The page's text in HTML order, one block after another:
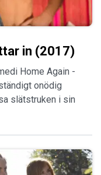
in (2017)
Home Again -
onödig
slätstruken i sin